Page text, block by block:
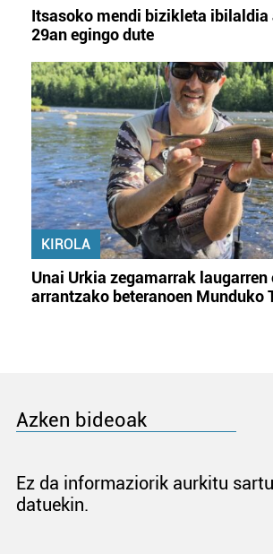
Itsasoko mendi bizikleta ibilaldia
29an egingo dute
KIROLA
Unai Urkia zegamarrak laugarren
arrantzako beteranoen Munduko
Azken bideoak
Ez da informaziorik aurkitu
datuekin.